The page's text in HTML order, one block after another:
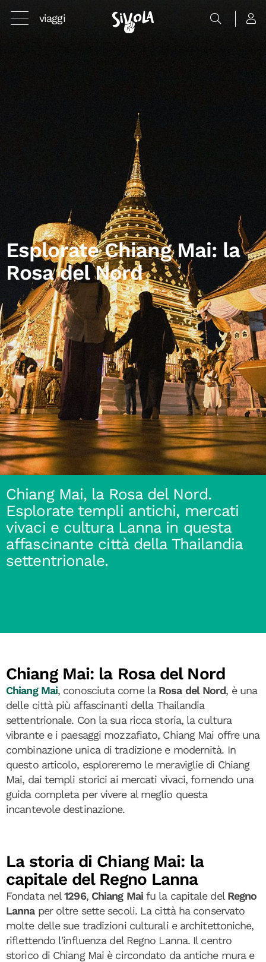
viaggi
Esplorate Chiang Mai: la
Rosa del Nord
Chiang Mai, la Rosa del Nord.
Esplorate templi antichi, mercati
vivaci e cultura Lanna in questa
affascinante città della Thailandia
settentrionale.
Chiang Mai: la Rosa del Nord
Chiang Mai, conosciuta come la Rosa del Nord, è una
delle città più affascinanti della Thailandia
settentrionale. Con la sua ricca storia, la cultura
vibrante e i paesaggi mozzafiato, Chiang Mai offre una
combinazione unica di tradizione e modernità. In
questo articolo, esploreremo le meraviglie di Chiang
Mai, dai templi storici ai mercati vivaci, fornendo una
guida completa per vivere al meglio questa
incantevole destinazione.
La storia di Chiang Mai: la
capitale del Regno Lanna
Fondata nel1296, Chiang Maifu la capitale del Regno
Lannaper oltre sette secoli. La città ha conservato
molte delle sue tradizioni culturali e architettoniche,
riflettendo l'influenza del Regno Lanna. Il centro
storico di Chiang Mai è circondato da antiche mura e